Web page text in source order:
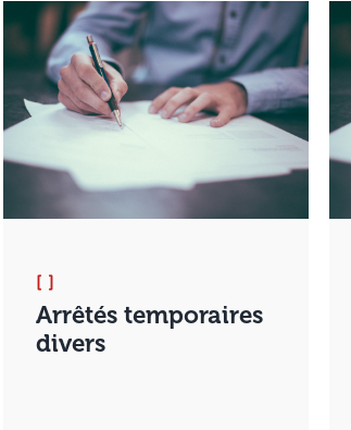
[ ]
Arrêtés temporaires
divers